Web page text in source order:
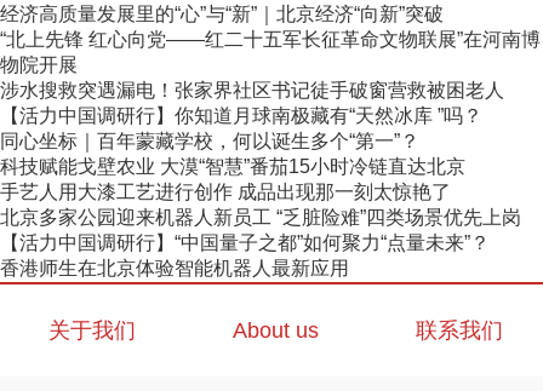
经济高质量发展里的“心”与“新”｜北京经济“向新”突破
“北上先锋 红心向党——红二十五军长征革命文物联展”在河南博
物院开展
涉水搜救突遇漏电！张家界社区书记徒手破窗营救被困老人
【活力中国调研行】你知道月球南极藏有“天然冰库 ”吗？
同心坐标｜百年蒙藏学校，何以诞生多个“第一”？
科技赋能戈壁农业 大漠“智慧”番茄15小时冷链直达北京
手艺人用大漆工艺进行创作 成品出现那一刻太惊艳了
北京多家公园迎来机器人新员工 “乏脏险难”四类场景优先上岗
【活力中国调研行】“中国量子之都”如何聚力“点量未来”？
香港师生在北京体验智能机器人最新应用
关于我们 About us 联系我们